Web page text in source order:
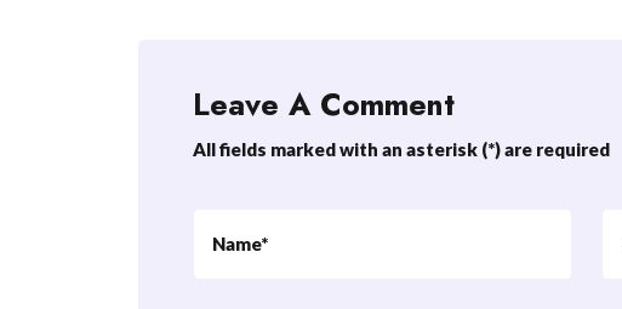
Leave A Comment
All fields marked with an asterisk (*) are required